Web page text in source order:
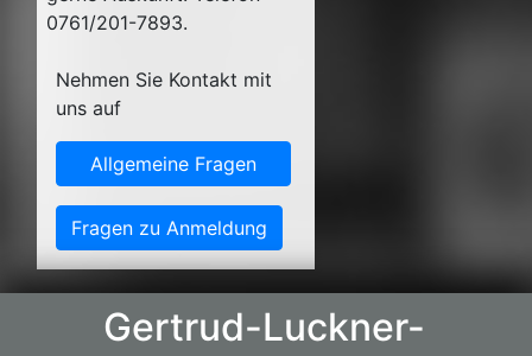
0761/201-7893.
Nehmen Sie Kontakt mit
uns auf
Allgemeine Fragen
Fragen zu Anmeldung
Gertrud-Luckner-